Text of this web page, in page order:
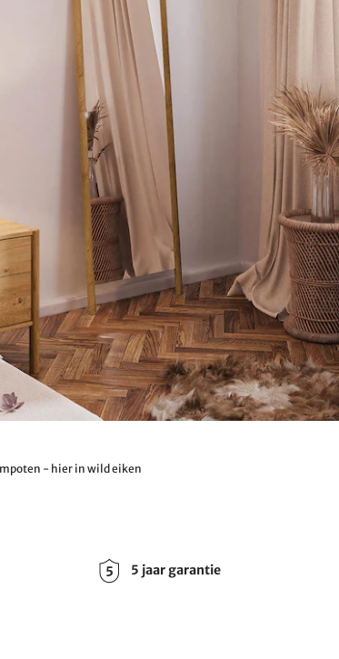
- hier in wild eiken
5 jaar garantie